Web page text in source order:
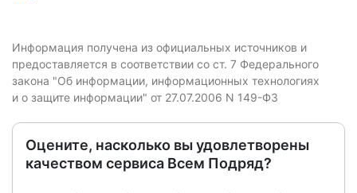
Информация получена из официальных источников и
предоставляется в соответствии со ст. 7 Федерального
закона "Об информации, информационных технологиях
и о защите информации" от 27.07.2006 N 149-ФЗ
Оцените, насколько вы удовлетворены
качеством сервиса Всем Подряд?